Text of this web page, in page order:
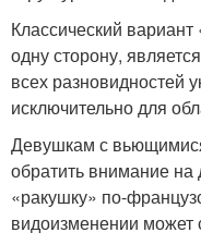
Классический
одну сторону,
всех разновидностей
исключительно для
Девушкам с
обратить внимание
«ракушку» по-
видоизменении может